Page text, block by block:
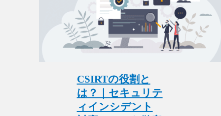
CSIRTの役割と
は？｜セキュリテ
ィインシデント